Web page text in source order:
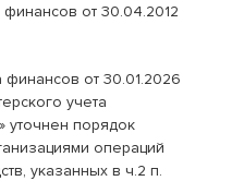
от 30.04.2012
от 30.01.2026
учета
уточнен порядок
операций
указанных в ч.2 п.